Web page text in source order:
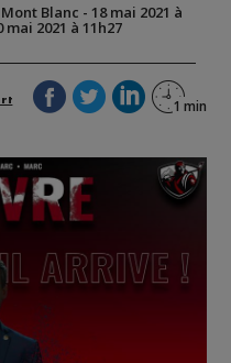
Blanc - 18 mai 2021 à
2021 à 11h27